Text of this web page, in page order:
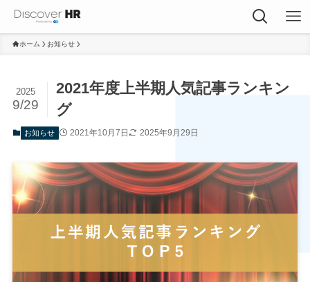
ホーム お知らせ
2021年度上半期人気記事ランキン
グ
2025
9/29
お知らせ 2021年10月7日 2025年9月29日